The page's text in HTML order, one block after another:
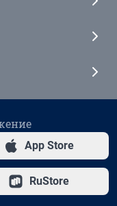
App Store
RuStore